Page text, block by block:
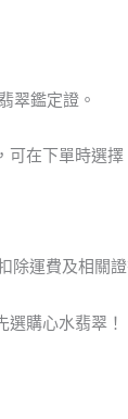
翠鑑定證。
可在下單時選擇
除運費及相關
購心水翡翠！